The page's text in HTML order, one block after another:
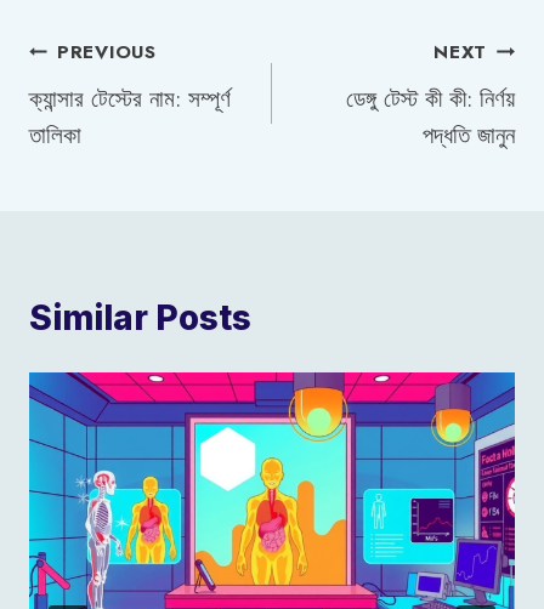
Post
navigation
PREVIOUS
ক্যান্সার টেস্টের নাম: সম্পূর্ণ
তালিকা
NEXT
ডেঙ্গু টেস্ট কী কী: নির্ণয়
পদ্ধতি জানুন
Similar Posts